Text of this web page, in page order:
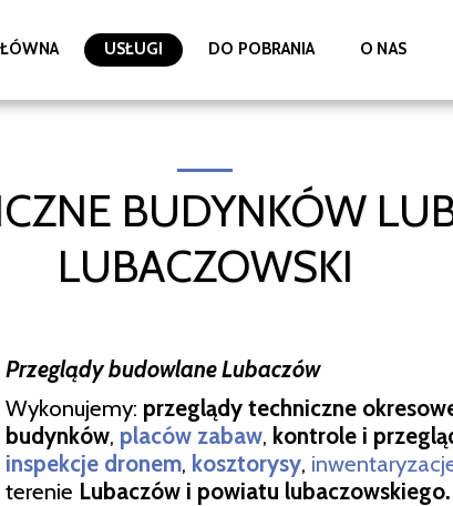
USŁUGI DO POBRANIA O NAS
BUDYNKÓW
LUBACZOWSKI
Przeglądy budowlane Lubaczów
Wykonujemy: przeglądy techniczne
budynków, placów zabaw, kontrole i
inspekcje dronem, kosztorysy, i
terenie Lubaczów i powiatu lubaczowskiego.